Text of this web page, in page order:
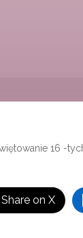
16 -
Share on X